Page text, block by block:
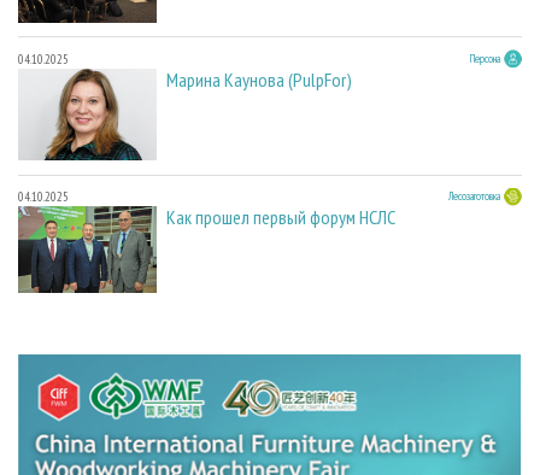
04.10.2025 Персона
Марина Каунова (PulpFor)
04.10.2025 Лесозаготовка
Как прошел первый форум НСЛС